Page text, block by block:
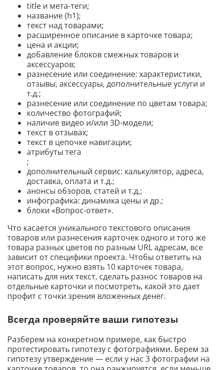
title и мета-теги;
название (h1);
текст над товарами;
расширенное описание в карточке товара;
цена и акции;
добавление блоков смежных товаров и
аксессуаров;
разнесение или соединение: характеристики,
отзывы, аксессуары, дополнительные услуги и
т.д.;
разнесение или соединение по цветам товара;
количество фотографий;
наличие видео и/или 3D-модели;
текст в отзывах;
текст в цепочке навигации;
атрибуты тега
;
дополнительный сервис: калькулятор, адреса,
доставка, оплата и т.д.;
анонсы обзоров, статей и т.д.;
инфографика: динамика цены и др.;
блоки «Вопрос-ответ».
Что касается уникального текстового описания
товаров или разнесения карточек одного и того же
товара разных цветов по разным URL адресам, все
зависит от специфики проекта. Чтобы ответить на
этот вопрос, нужно взять 10 карточек товара,
написать для них текст, сделать разнос товаров на
отдельные карточки и посмотреть, какой это дает
профит с точки зрения вложенных денег.
Всегда проверяйте ваши гипотезы
Разберем на конкретном примере, как быстро
протестировать гипотезу с фотографиями. Берем за
гипотезу утверждение — если у нас 3 фотографии на